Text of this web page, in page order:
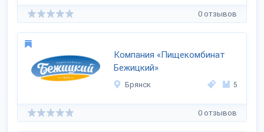
0 отзывов
Компания «Пищекомбинат
Бежицкий»
Брянск 5
0 отзывов